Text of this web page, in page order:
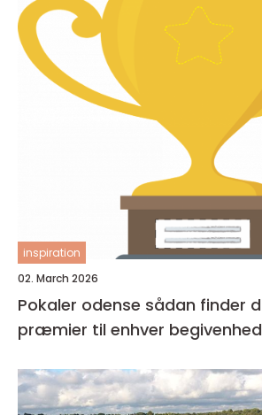
inspiration
02. March 2026
Pokaler odense sådan finder du de rette
præmier til enhver begivenhed